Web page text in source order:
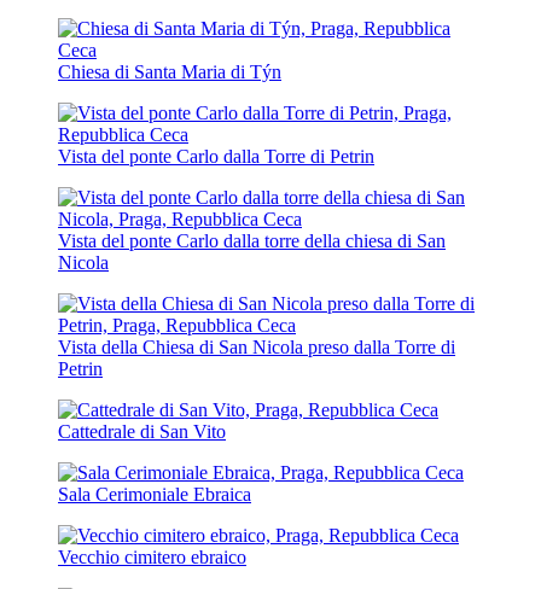
Chiesa di Santa Maria di Týn
Vista del ponte Carlo dalla Torre di Petrin
Vista del ponte Carlo dalla torre della chiesa di San
Nicola
Vista della Chiesa di San Nicola preso dalla Torre di
Petrin
Cattedrale di San Vito
Sala Cerimoniale Ebraica
Vecchio cimitero ebraico